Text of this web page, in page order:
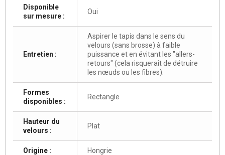
Disponible
sur mesure :
Oui
Entretien :
Aspirer le tapis dans le sens du
velours (sans brosse) à faible
puissance et en évitant les "allers-
retours" (cela risquerait de détruire
les nœuds ou les fibres).
Formes
disponibles :
Rectangle
Hauteur du
velours :
Plat
Origine : Hongrie